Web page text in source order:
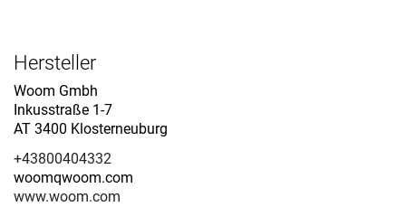
Hersteller
Woom Gmbh
Inkusstraße 1-7
AT 3400 Klosterneuburg
+43800404332
woomqwoom.com
www.woom.com